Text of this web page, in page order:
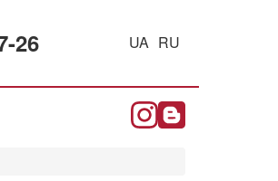
26 UA RU